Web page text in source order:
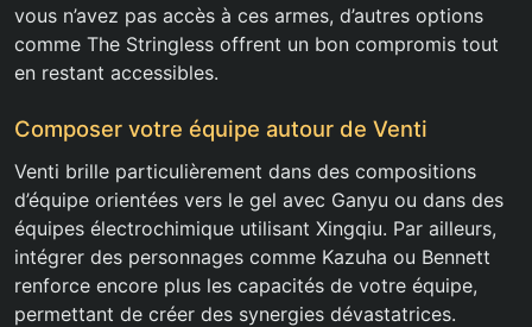
vous n’avez pas accès à ces armes, d’autres options
comme The Stringless offrent un bon compromis tout
en restant accessibles.
Composer votre équipe autour de Venti
Venti brille particulièrement dans des compositions
d’équipe orientées vers le gel avec Ganyu ou dans des
équipes électrochimique utilisant Xingqiu. Par ailleurs,
intégrer des personnages comme Kazuha ou Bennett
renforce encore plus les capacités de votre équipe,
permettant de créer des synergies dévastatrices.